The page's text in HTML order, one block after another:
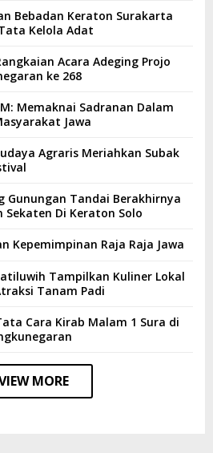
Bebadan Keraton Surakarta
Kelola Adat
Acara Adeging Projo
ke 268
Memaknai Sadranan Dalam
Jawa
Agraris Meriahkan Subak
Gunungan Tandai Berakhirnya
Sekaten Di Keraton Solo
Kepemimpinan Raja Raja Jawa
Tampilkan Kuliner Lokal
Tanam Padi
Cara Kirab Malam 1 Sura di
MORE